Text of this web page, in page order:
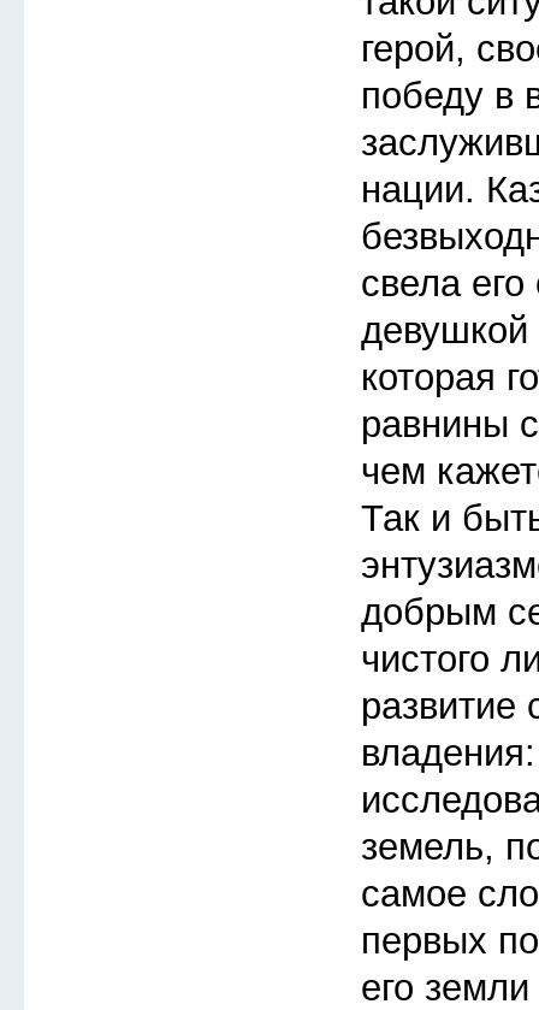
герой,
победу в
нации.
свела его
которая
равнины
чем
Так и
добрым
чистого
развитие
земель,
самое
первых
его